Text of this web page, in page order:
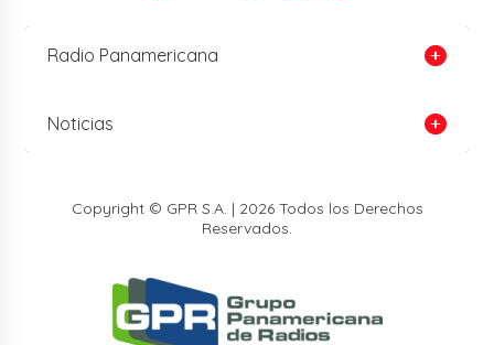
Radio Panamericana
Noticias
Copyright © GPR S.A. | 2026 Todos los Derechos
Reservados.